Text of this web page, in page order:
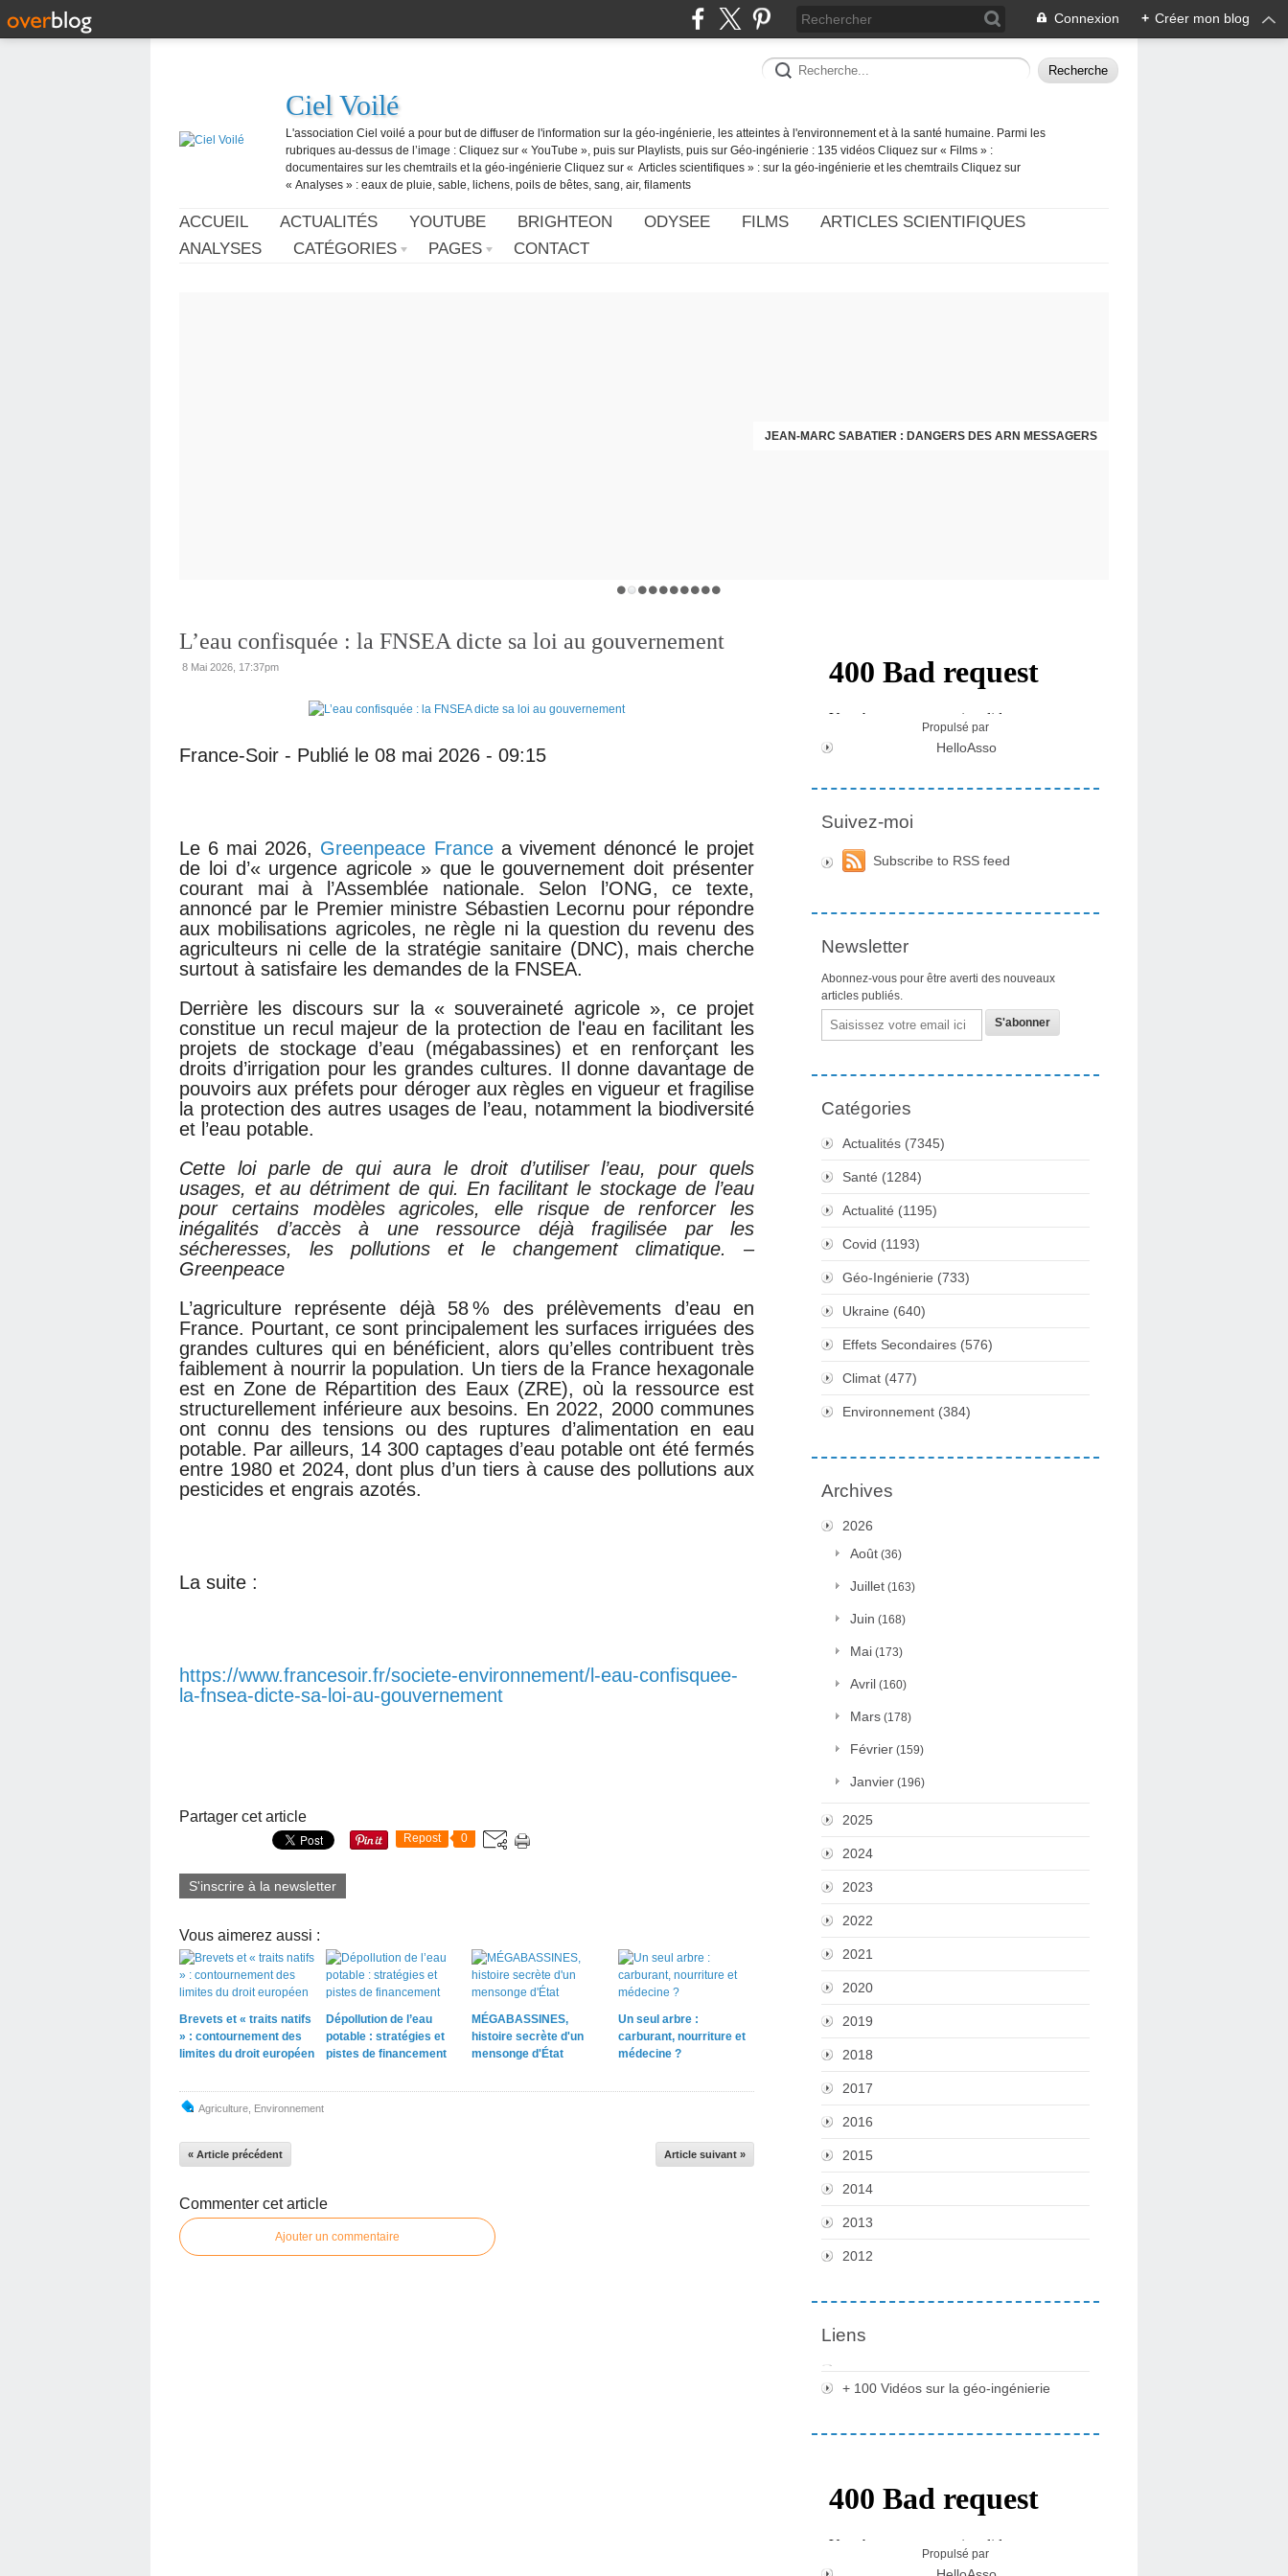
Connexion + Créer mon blog
Ciel Voilé
L'association Ciel voilé a pour but de diffuser de l'information sur la géo-ingénierie, les atteintes à l'environnement et à la santé humaine. Parmi les
rubriques au-dessus de l’image : Cliquez sur « YouTube », puis sur Playlists, puis sur Géo-ingénierie : 135 vidéos Cliquez sur « Films » :
documentaires sur les chemtrails et la géo-ingénierie Cliquez sur « Articles scientifiques » : sur la géo-ingénierie et les chemtrails Cliquez sur
« Analyses » : eaux de pluie, sable, lichens, poils de bêtes, sang, air, filaments
ACCUEIL ACTUALITÉS YOUTUBE BRIGHTEON ODYSEE FILMS
ARTICLES SCIENTIFIQUES
ANALYSES
CATÉGORIES PAGES CONTACT
JEAN-MARC SABATIER : DANGERS DES ARN MESSAGERS
USA - DR KORY : LA LICENCE DE SOIGNER OU RESPECTER LE SERMENT D'HIPPOCRATE CONTRE VENTS ET MARÉES
L’eau confisquée : la FNSEA dicte sa loi au gouvernement
8 Mai 2026, 17:37pm
France-Soir - Publié le 08 mai 2026 - 09:15
Le 6 mai 2026, Greenpeace France a vivement dénoncé le projet
de loi d’« urgence agricole » que le gouvernement doit présenter
courant mai à l’Assemblée nationale. Selon l’ONG, ce texte,
annoncé par le Premier ministre Sébastien Lecornu pour répondre
aux mobilisations agricoles, ne règle ni la question du revenu des
agriculteurs ni celle de la stratégie sanitaire (DNC), mais cherche
surtout à satisfaire les demandes de la FNSEA.
Derrière les discours sur la « souveraineté agricole », ce projet
constitue un recul majeur de la protection de l'eau en facilitant les
projets de stockage d’eau (mégabassines) et en renforçant les
droits d’irrigation pour les grandes cultures. Il donne davantage de
pouvoirs aux préfets pour déroger aux règles en vigueur et fragilise
la protection des autres usages de l’eau, notamment la biodiversité
et l’eau potable.
Cette loi parle de qui aura le droit d’utiliser l’eau, pour quels
usages, et au détriment de qui. En facilitant le stockage de l’eau
pour certains modèles agricoles, elle risque de renforcer les
inégalités d’accès à une ressource déjà fragilisée par les
sécheresses, les pollutions et le changement climatique. –
Greenpeace
L’agriculture représente déjà 58 % des prélèvements d’eau en
France. Pourtant, ce sont principalement les surfaces irriguées des
grandes cultures qui en bénéficient, alors qu’elles contribuent très
faiblement à nourrir la population. Un tiers de la France hexagonale
est en Zone de Répartition des Eaux (ZRE), où la ressource est
structurellement inférieure aux besoins. En 2022, 2000 communes
ont connu des tensions ou des ruptures d’alimentation en eau
potable. Par ailleurs, 14 300 captages d’eau potable ont été fermés
entre 1980 et 2024, dont plus d’un tiers à cause des pollutions aux
pesticides et engrais azotés.
La suite :
https://www.francesoir.fr/societe-environnement/l-eau-confisquee-
la-fnsea-dicte-sa-loi-au-gouvernement
Partager cet article
Repost 0
S'inscrire à la newsletter
Vous aimerez aussi :
Brevets et « traits natifs
» : contournement des
limites du droit européen
Dépollution de l’eau
potable : stratégies et
pistes de financement
MÉGABASSINES,
histoire secrète d'un
mensonge d'État
Un seul arbre :
carburant, nourriture et
médecine ?
Agriculture Environnement
« Article précédent Article suivant »
Commenter cet article
Ajouter un commentaire
Propulsé par
HelloAsso
Suivez-moi
Subscribe to RSS feed
Newsletter
Abonnez-vous pour être averti des nouveaux
articles publiés.
Email
Catégories
Actualités (7345)
Santé (1284)
Actualité (1195)
Covid (1193)
Géo-Ingénierie (733)
Ukraine (640)
Effets Secondaires (576)
Climat (477)
Environnement (384)
Archives
2026
Août (36)
Juillet (163)
Juin (168)
Mai (173)
Avril (160)
Mars (178)
Février (159)
Janvier (196)
2025
2024
2023
2022
2021
2020
2019
2018
2017
2016
2015
2014
2013
2012
Liens
+ 100 Vidéos sur la géo-ingénierie
Propulsé par